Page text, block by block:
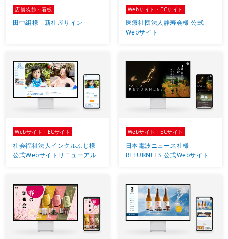
店舗装飾・看板
田中組様 新社屋サイン
Webサイト・ECサイト
医療社団法人静寿会様 公式
Webサイト
Webサイト・ECサイト
社会福祉法人インクルふじ様
公式Webサイトリニューアル
Webサイト・ECサイト
日本電波ニュース社様
RETURNEES 公式Webサイト